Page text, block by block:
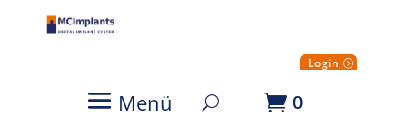
Login
Menü 0